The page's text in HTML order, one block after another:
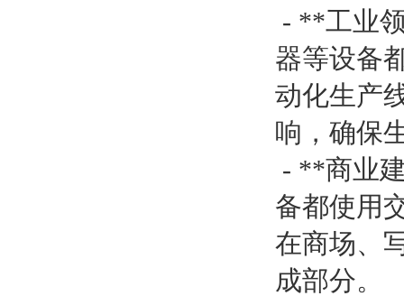
- **工业
器等设备
动化生产
响，确保
- **商业
备都使用
在商场、
成部分。